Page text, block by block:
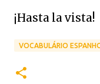
¡Hasta la vista!
VOCABULÁRIO